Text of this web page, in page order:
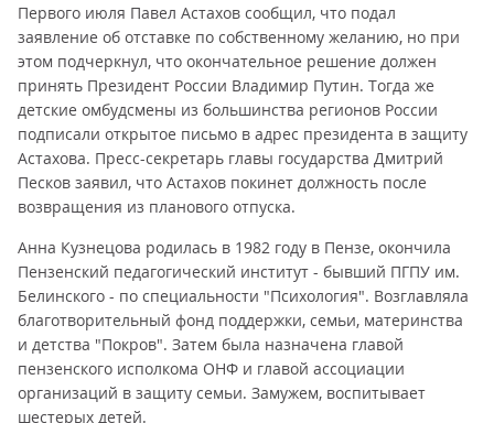
Первого июля Павел Астахов сообщил, что подал
заявление об отставке по собственному желанию, но при
этом подчеркнул, что окончательное решение должен
принять Президент России Владимир Путин. Тогда же
детские омбудсмены из большинства регионов России
подписали открытое письмо в адрес президента в защиту
Астахова. Пресс-секретарь главы государства Дмитрий
Песков заявил, что Астахов покинет должность после
возвращения из планового отпуска.
Анна Кузнецова родилась в 1982 году в Пензе, окончила
Пензенский педагогический институт - бывший ПГПУ им.
Белинского - по специальности "Психология". Возглавляла
благотворительный фонд поддержки, семьи, материнства
и детства "Покров". Затем была назначена главой
пензенского исполкома ОНФ и главой ассоциации
организаций в защиту семьи. Замужем, воспитывает
шестерых детей.